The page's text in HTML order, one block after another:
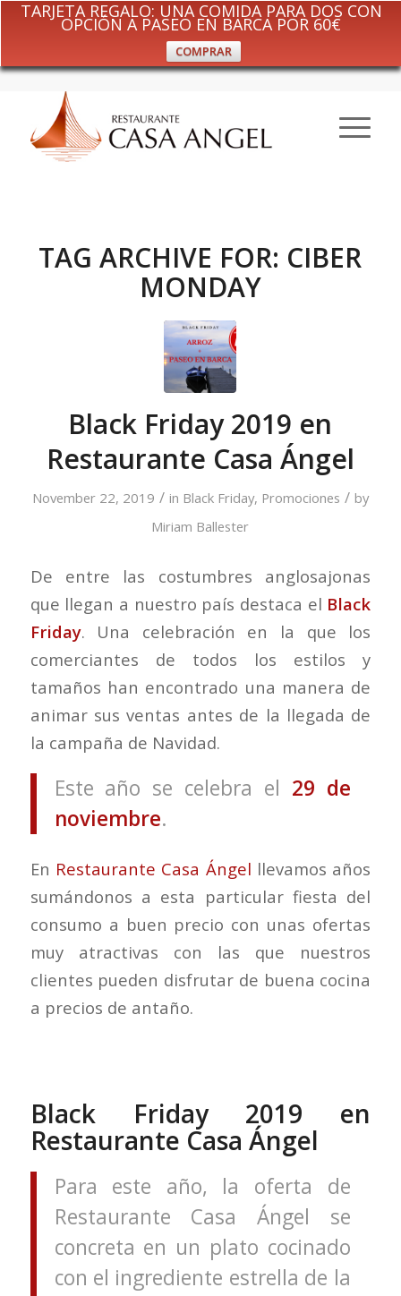
TARJETA REGALO: UNA COMIDA PARA DOS CON
OPCIÓN A PASEO EN BARCA POR 60€
COMPRAR
TAG ARCHIVE FOR: CIBER
MONDAY
Black Friday 2019 en
Restaurante Casa Ángel
November 22, 2019 / in Black Friday, Promociones / by
Miriam Ballester
De entre las costumbres anglosajonas
que llegan a nuestro país destaca el Black
Friday. Una celebración en la que los
comerciantes de todos los estilos y
tamaños han encontrado una manera de
animar sus ventas antes de la llegada de
la campaña de Navidad.
Este año se celebra el 29 de
noviembre.
En Restaurante Casa Ángel llevamos años
sumándonos a esta particular fiesta del
consumo a buen precio con unas ofertas
muy atractivas con las que nuestros
clientes pueden disfrutar de buena cocina
a precios de antaño.
Black Friday 2019 en
Restaurante Casa Ángel
Para este año, la oferta de
Restaurante Casa Ángel se
concreta en un plato cocinado
con el ingrediente estrella de la